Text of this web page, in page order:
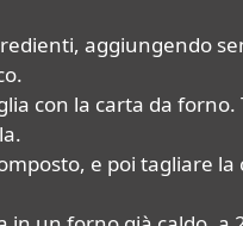
aggiungendo
con la carta da
e poi tagliare